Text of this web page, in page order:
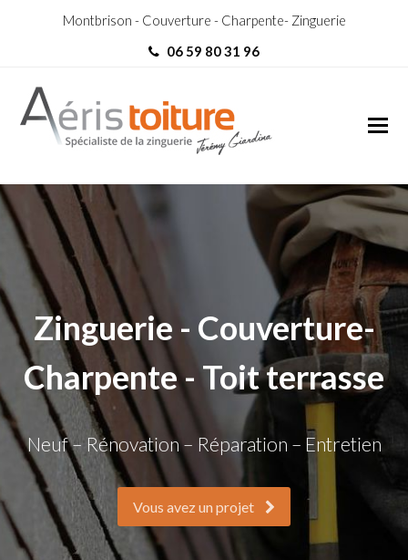
Montbrison - Couverture - Charpente- Zinguerie
06 59 80 31 96
Charpentier Violay-2
Zinguerie - Couverture-
Charpente - Toit terrasse
Neuf – Rénovation – Réparation – Entretien
Vous avez un projet